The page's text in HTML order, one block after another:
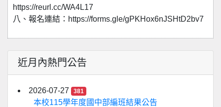
https://reurl.cc/WA4L17
八、報名連結：https://forms.gle/gPKHox6nJSHtD2bv7
近月內熱門公告
2026-07-27 381
本校115學年度國中部編班結果公告